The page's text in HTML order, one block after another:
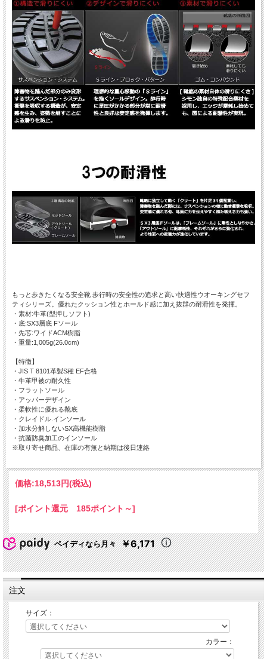
もっと歩きたくなる安全靴 歩行時の安全性の追求と高い快適性ウオーキングセフ
ティシリーズ。優れたクッション性とホールド感に加え抜群の耐滑性を発揮。
・素材:牛革(型押しソフト)
・底:SX3層底 Fソール
・先芯:ワイドACM樹脂
・重量:1,005g(26.0cm)
【特徴】
・JIS T 8101革製S種 EF合格
・牛革甲被の耐久性
・フラットソール
・アッパーデザイン
・柔軟性に優れる靴底
・クレイドル.インソール
・加水分解しないSX高機能樹脂
・抗菌防臭加工のインソール
※取り寄せ商品、在庫の有無と納期は後日連絡
価格:18,513円(税込)
[ポイント還元 185ポイント～]
ペイディなら月々 ￥6,171
注文
サイズ：
カラー：